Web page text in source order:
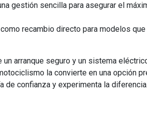
gestión sencilla para asegurar el
recambio directo para modelos
arranque seguro y un sistema
la convierte en una opción
de confianza y experimenta la